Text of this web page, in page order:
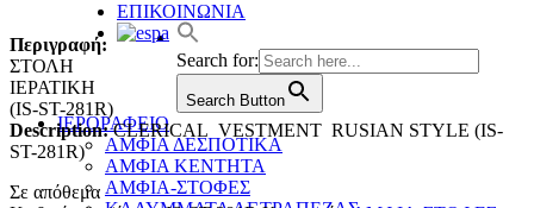
ΕΠΙΚΟΙΝΩΝΙΑ
Search for:
Search Button
ΙΕΡΟΡΑΦΕΙΟ
ΑΜΦΙΑ ΔΕΣΠΟΤΙΚΑ
ΑΜΦΙΑ ΚΕΝΤΗΤΑ
ΑΜΦΙΑ-ΣΤΟΦΕΣ
Περιγραφή:
ΣΤΟΛΗ
ΙΕΡΑΤΙΚΗ
(IS-ST-281R)
Description:CLERICAL VESTMENT RUSIAN STYLE (IS-
ST-281R)
Σε απόθεμα